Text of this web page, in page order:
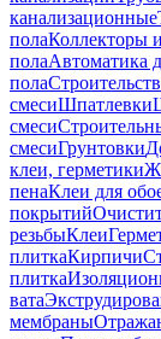
канализационные
полаКоллекторы
полаАвтоматика
пола
смесиШпатлевки
смеси
смесиГрунтовки
клеи, герметики
пенаКлеи для
покрытий
резьбыКлеи
плиткаКирпичи
плитка
вата
мембраны